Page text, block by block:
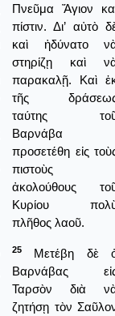
Πνεῦμα Ἅγιον
πίστιν. Δι’ αὐτὸ
καὶ ἠδύνατο
στηρίζῃ καὶ
παρακαλῇ. Καὶ
τῆς
ταύτης
Βαρνάβα
προσετέθη εἰς
πιστοὺς
ἀκολούθους
Κυρίου
πλῆθος λαοῦ.
25
Μετέβη δὲ
Βαρνάβας
Ταρσὸν διὰ
ζητήσῃ τὸν